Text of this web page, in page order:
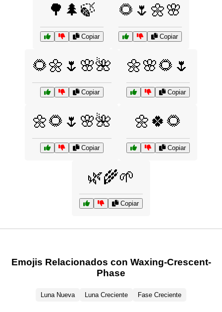
🌳🌲🍃
Copiar
🌻🌷🌼🌸
Copiar
🌻🌼🌷🌸🌺
Copiar
🌼🌸🌻🌷
Copiar
🌼🌻🌷🌸🌺
Copiar
🌼🍀🌻
Copiar
🌿🌾🌱
Copiar
Emojis Relacionados con Waxing-Crescent-
Phase
Luna Nueva Luna Creciente Fase Creciente